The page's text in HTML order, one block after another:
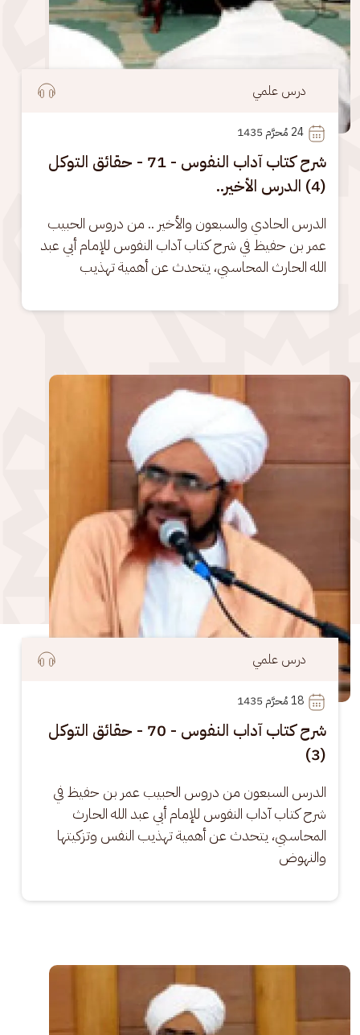
درس علمي
24
شرح كتاب آداب النفوس - 71 - حقائق التوكل
(4) الدرس الأخير..
الدرس الحادي والسبعون والأخير .. من دروس الحبيب
عمر بن حفيظ في شرح كتاب آداب النفوس للإمام أبي عبد
الله الحارث المحاسبي، يتحدث عن أهمية تهذيب
الصورة
درس علمي
18
شرح كتاب آداب النفوس - 70 - حقائق التوكل
(3)
الدرس السبعون من دروس الحبيب عمر بن حفيظ في
شرح كتاب آداب النفوس للإمام أبي عبد الله الحارث
المحاسبي، يتحدث عن أهمية تهذيب النفس وتزكيتها
والنهوض
الصورة